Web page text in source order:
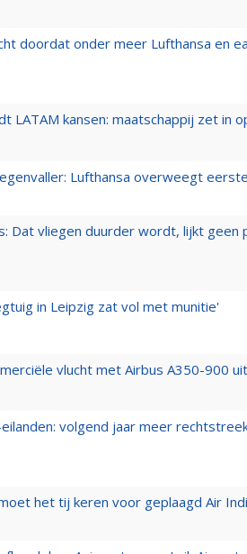
doordat onder meer Lufthansa en
LATAM kansen: maatschappij zet in
Lufthansa overweegt
Dat vliegen duurder wordt, lijkt geen
in Leipzig zat vol met munitie'
vlucht met Airbus A350-900
volgend jaar meer
het tij keren voor geplaagd Air